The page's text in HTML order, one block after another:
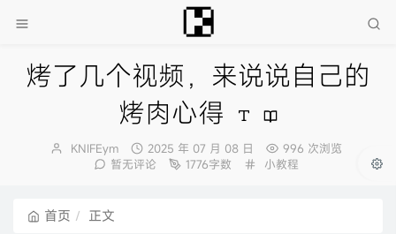
烤了几个视频，来说说自己的
烤肉心得
博
KNIFEym
发
布
2025 年 07 月 08 日
996 次浏览
暂无评论
1776字数
分
小教程
首页 正文